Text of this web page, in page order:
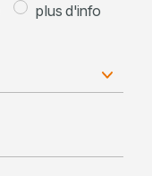
plus d'info